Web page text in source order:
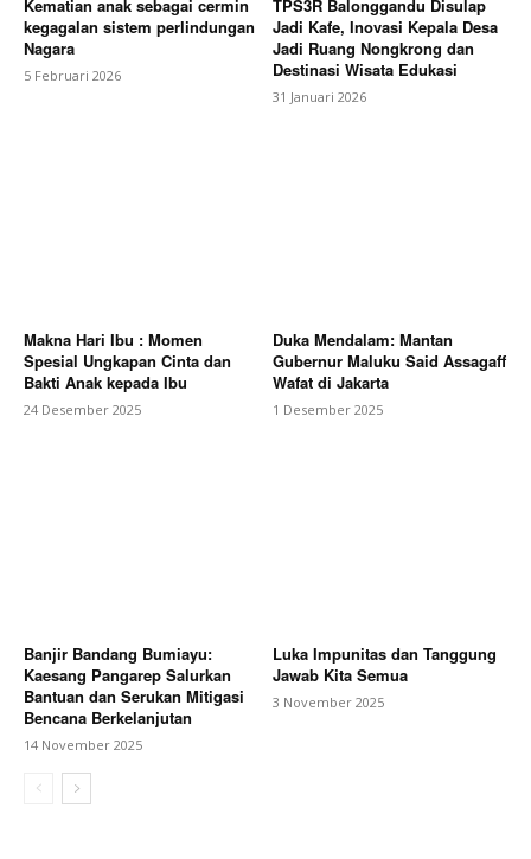
Kematian anak sebagai cermin
kegagalan sistem perlindungan
Nagara
5 Februari 2026
TPS3R Balonggandu Disulap
Jadi Kafe, Inovasi Kepala Desa
Jadi Ruang Nongkrong dan
Destinasi Wisata Edukasi
31 Januari 2026
Makna Hari Ibu : Momen
Spesial Ungkapan Cinta dan
Bakti Anak kepada Ibu
24 Desember 2025
Duka Mendalam: Mantan
Gubernur Maluku Said Assagaff
Wafat di Jakarta
1 Desember 2025
Banjir Bandang Bumiayu:
Kaesang Pangarep Salurkan
Bantuan dan Serukan Mitigasi
Bencana Berkelanjutan
14 November 2025
Luka Impunitas dan Tanggung
Jawab Kita Semua
3 November 2025